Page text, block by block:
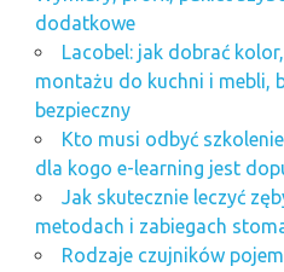
dodatkowe
Lacobel: jak dobrać
montażu do kuchni i mebli,
bezpieczny
Kto musi odbyć
dla kogo e-learning jest
Jak skutecznie leczyć
metodach i zabiegach
Rodzaje czujników